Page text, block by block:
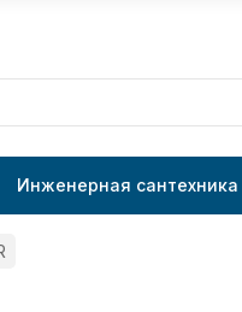
Инженерная сантехника